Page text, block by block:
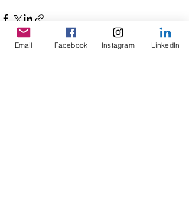
Email Facebook Instagram LinkedIn